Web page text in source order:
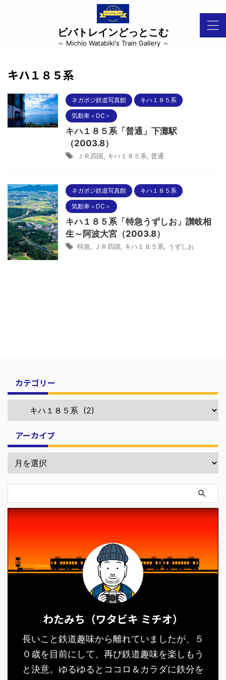
ビバトレインどっとこむ
～ Michio Watabiki's Train Gallery ～
キハ１８５系
ネガポジ鉄道写真館 キハ１８５系
気動車＜DC＞
キハ１８５系「普通」下灘駅
（2003.8）
ＪＲ四国 キハ１８５系 普通
ネガポジ鉄道写真館 キハ１８５系
気動車＜DC＞
キハ１８５系「特急うずしお」讃岐相
生～阿波大宮（2003.8）
特急 ＪＲ四国 キハ１８５系 うずしお
カテゴリー
アーカイブ
わたみち（ワタビキ ミチオ）
長いこと鉄道趣味から離れていましたが、５
０歳を目前にして、再び鉄道趣味を楽しもう
と決意。ゆるゆるとココロ＆カラダに鉄分を